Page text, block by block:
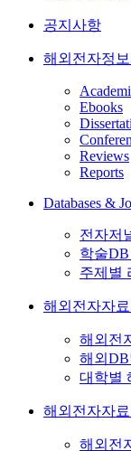
공지사항
해외전자정
Ebooks
Reviews
Reports
Databases &
전자저
학술
주제별
해외전자자
해외전
해외
대학별
해외전자자료
해외전